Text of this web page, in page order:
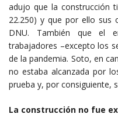
adujo que la construcción
22.250) y que por ello sus
DNU. También que el
trabajadores –excepto los
de la pandemia. Soto, en
no estaba alcanzada por
prueba y, por consiguiente,
La construcción no fue